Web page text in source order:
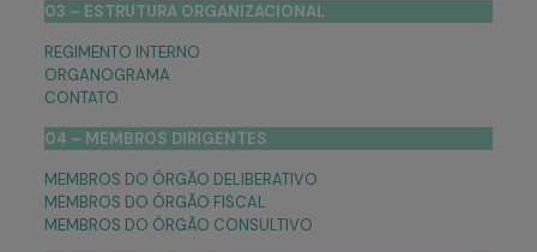
03 – ESTRUTURA ORGANIZACIONAL
REGIMENTO INTERNO
ORGANOGRAMA
CONTATO
04 – MEMBROS DIRIGENTES
MEMBROS DO ÓRGÃO DELIBERATIVO
MEMBROS DO ÓRGÃO FISCAL
MEMBROS DO ÓRGÃO CONSULTIVO